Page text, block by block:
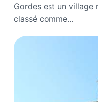
Gordes est un village
classé comme...